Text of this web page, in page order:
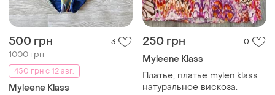
500 грн 3
1000 грн
450 грн с 12 авг.
Myleene Klass
250 грн 0
Myleene Klass
Платье, платье mylen klass
натуральное вискоза.